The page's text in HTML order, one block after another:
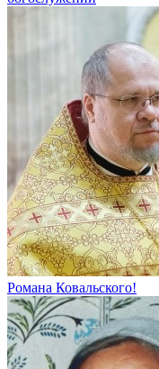
Романа Ковальского!